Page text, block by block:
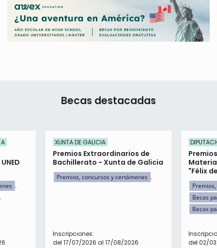
Becas destacadas
XUNTA DE GALICIA
Premios Extraordinarios de
Bachillerato - Xunta de Galicia
Premios, concursos y certámenes
Inscripciones:
del 17/07/2026 al 17/08/2026
"Félix
Becas
Becas
del 02/